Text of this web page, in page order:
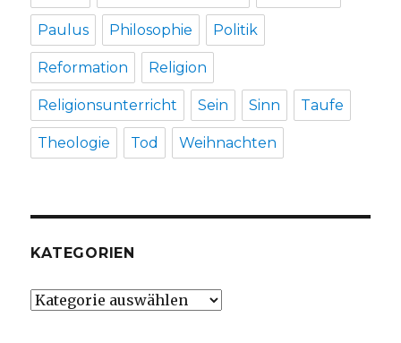
Paulus Philosophie Politik
Reformation Religion
Religionsunterricht Sein Sinn Taufe
Theologie Tod Weihnachten
KATEGORIEN
Kategorien